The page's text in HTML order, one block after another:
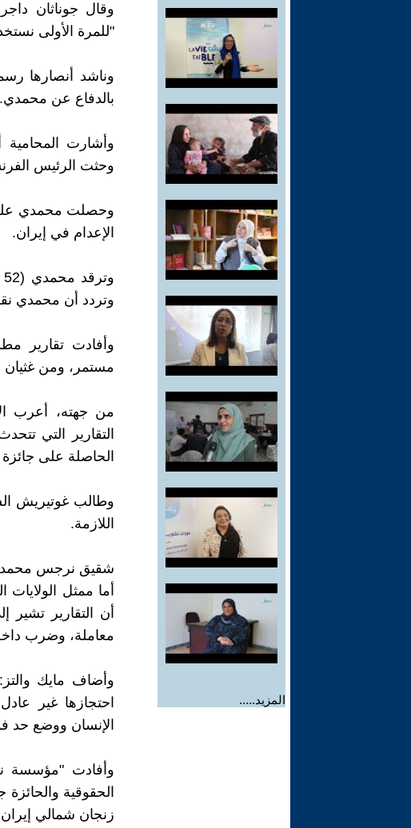
المزيد.....
وقال جوناثان
"للمرة الأولى
وناشد أنصارها
بالدفاع عن محمدي.
وأشارت
وحثت الرئيس
الإعدام في إيران.
وتردد أن محمدي
وأفادت تقارير
مستمر، ومن غثيان
من جهته، أعرب
التقارير التي
الحاصلة على
وطالب غوتيريش
اللازمة.
شقيق نرجس محمدي:
أما ممثل
أن التقارير
معاملة، وضرب
وأضاف مايك
احتجازها غير
الإنسان ووضع حد
الحقوقية
زنجان شمالي